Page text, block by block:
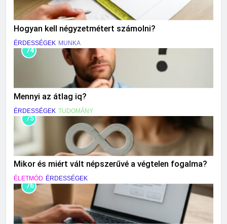
Hogyan kell négyzetmétert számolni?
ÉRDESSÉGEK MUNKA
74
Mennyi az átlag iq?
ÉRDESSÉGEK TUDOMÁNY
75
Mikor és miért vált népszerűvé a végtelen fogalma?
ÉLETMÓD ÉRDESSÉGEK
76